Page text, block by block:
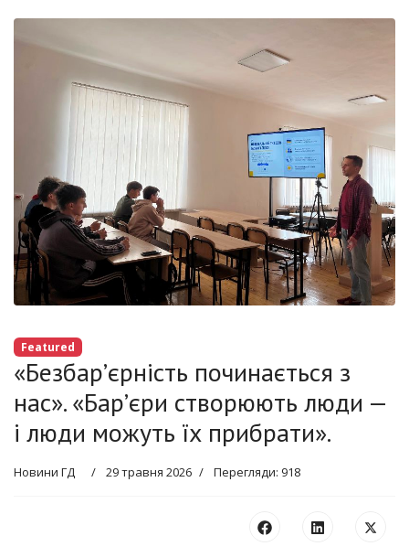
Featured
«Безбар’єрність починається з
нас». «Бар’єри створюють люди —
і люди можуть їх прибрати».
Новини ГД 29 травня 2026 Перегляди: 918